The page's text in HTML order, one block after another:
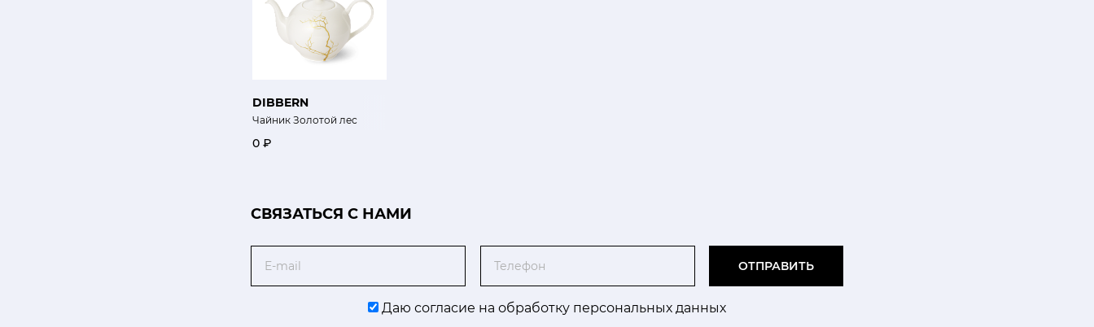
DIBBERN
Чайник Золотой лес
0 ₽
CВЯЗАТЬСЯ С НАМИ
ОТПРАВИТЬ
Даю согласие на обработку персональных данных